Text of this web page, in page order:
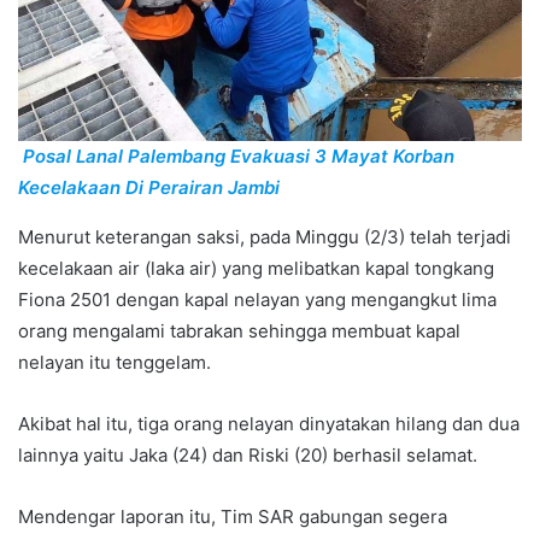
Posal Lanal Palembang Evakuasi 3 Mayat Korban
Kecelakaan Di Perairan Jambi
Menurut keterangan saksi, pada Minggu (2/3) telah terjadi
kecelakaan air (laka air) yang melibatkan kapal tongkang
Fiona 2501 dengan kapal nelayan yang mengangkut lima
orang mengalami tabrakan sehingga membuat kapal
nelayan itu tenggelam.
Akibat hal itu, tiga orang nelayan dinyatakan hilang dan dua
lainnya yaitu Jaka (24) dan Riski (20) berhasil selamat.
Mendengar laporan itu, Tim SAR gabungan segera